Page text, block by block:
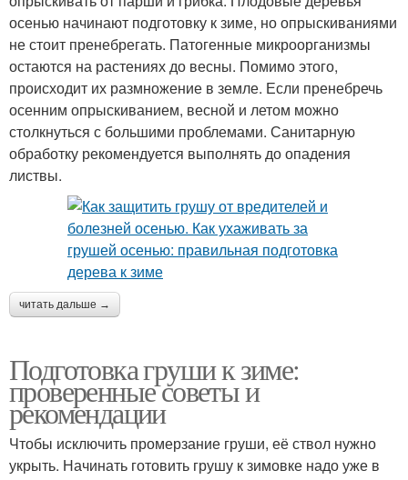
осенью начинают подготовку к зиме, но опрыскиваниями
не стоит пренебрегать. Патогенные микроорганизмы
остаются на растениях до весны. Помимо этого,
происходит их размножение в земле. Если пренебречь
осенним опрыскиванием, весной и летом можно
столкнуться с большими проблемами. Санитарную
обработку рекомендуется выполнять до опадения
листвы.
читать дальше →
Подготовка груши к зиме:
проверенные советы и
рекомендации
Чтобы исключить промерзание груши, её ствол нужно
укрыть. Начинать готовить грушу к зимовке надо уже в